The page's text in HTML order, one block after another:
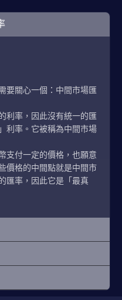
要關心一個：中間市場匯
利率，因此沒有統一的匯
利率。它被稱為中間市場
支付一定的價格，也願意
價格的中間點就是中間市
匯率，因此它是「最真